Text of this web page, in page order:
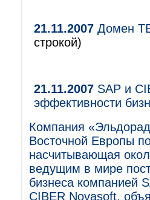
21.11.2007 Домен
строкой)
21.11.2007 SAP и
эффективности
Компания
Восточной Европы
насчитывающая
ведущим в мире
бизнеса компанией
CIBER Novasoft,